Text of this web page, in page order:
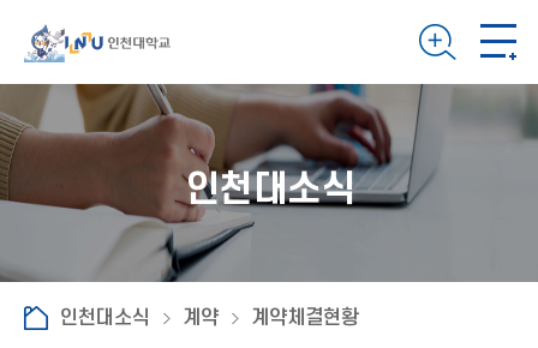
인천대소식
인천대소식 계약 계약체결현황